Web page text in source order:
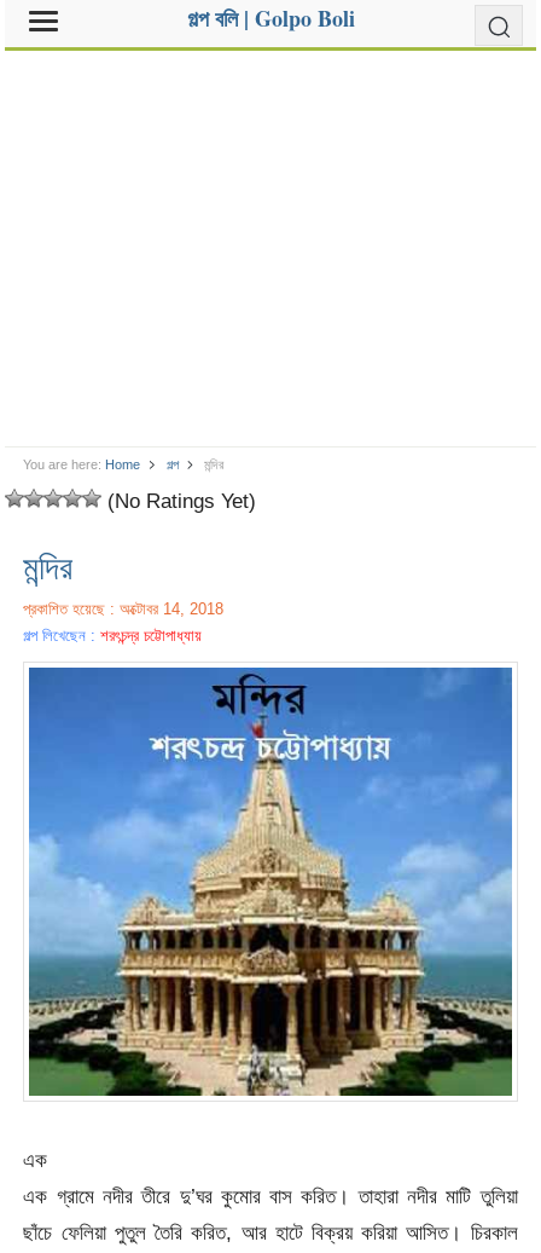
গল্প বলি | Golpo Boli
You are here: Home গল্প মন্দির
(No Ratings Yet)
মন্দির
প্রকাশিত হয়েছে : অক্টোবর 14, 2018
গল্প লিখেছেন :শরৎচন্দ্র চট্টোপাধ্যায়
এক
এক গ্রামে নদীর তীরে দু’ঘর কুমোর বাস করিত। তাহারা নদীর মাটি তুলিয়া
ছাঁচে ফেলিয়া পুতুল তৈরি করিত, আর হাটে বিক্রয় করিয়া আসিত। চিরকাল